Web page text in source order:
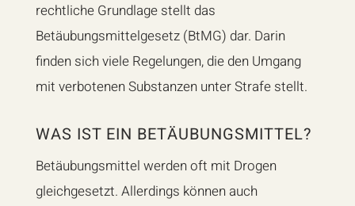
rechtliche Grundlage stellt das
Betäubungsmittelgesetz (BtMG) dar. Darin
finden sich viele Regelungen, die den Umgang
mit verbotenen Substanzen unter Strafe stellt.
WAS IST EIN BETÄUBUNGSMITTEL?
Betäubungsmittel werden oft mit Drogen
gleichgesetzt. Allerdings können auch